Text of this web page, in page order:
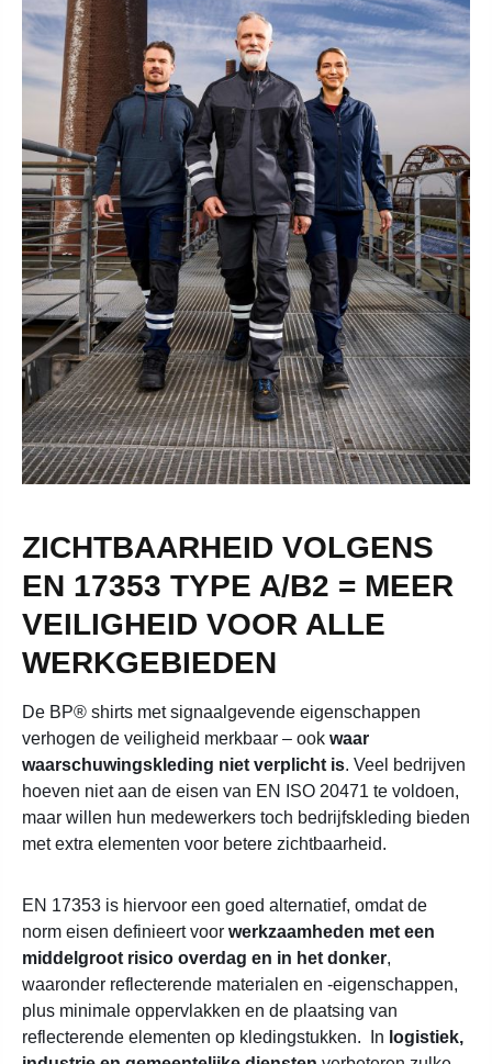
ZICHTBAARHEID VOLGENS
EN 17353 TYPE A/B2 = MEER
VEILIGHEID VOOR ALLE
WERKGEBIEDEN
De BP® shirts met signaalgevende eigenschappen
verhogen de veiligheid merkbaar – ook waar
waarschuwingskleding niet verplicht is. Veel bedrijven
hoeven niet aan de eisen van EN ISO 20471 te voldoen,
maar willen hun medewerkers toch bedrijfskleding bieden
met extra elementen voor betere zichtbaarheid.
EN 17353 is hiervoor een goed alternatief, omdat de
norm eisen definieert voor werkzaamheden met een
middelgroot risico overdag en in het donker,
waaronder reflecterende materialen en -eigenschappen,
plus minimale oppervlakken en de plaatsing van
reflecterende elementen op kledingstukken.
In logistiek,